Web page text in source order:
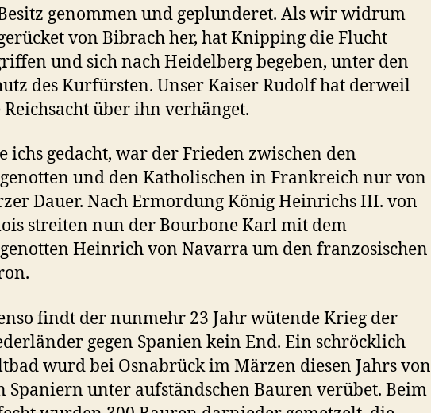
genommen und geplunderet. Als wir widrum
von Bibrach her, hat Knipping die Flucht
und sich nach Heidelberg begeben, unter den
des Kurfürsten. Unser Kaiser Rudolf hat derweil
Reichsacht über ihn verhänget.
ichs gedacht, war der Frieden zwischen den
und den Katholischen in Frankreich nur von
Dauer. Nach Ermordung König Heinrichs III. von
streiten nun der Bourbone Karl mit dem
Heinrich von Navarra um den franzosischen
findt der nunmehr 23 Jahr wütende Krieg der
gegen Spanien kein End. Ein schröcklich
wurd bei Osnabrück im Märzen diesen Jahrs von
Spaniern unter aufständschen Bauren verübet. Beim